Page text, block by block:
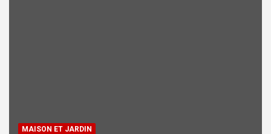
MAISON ET JARDIN